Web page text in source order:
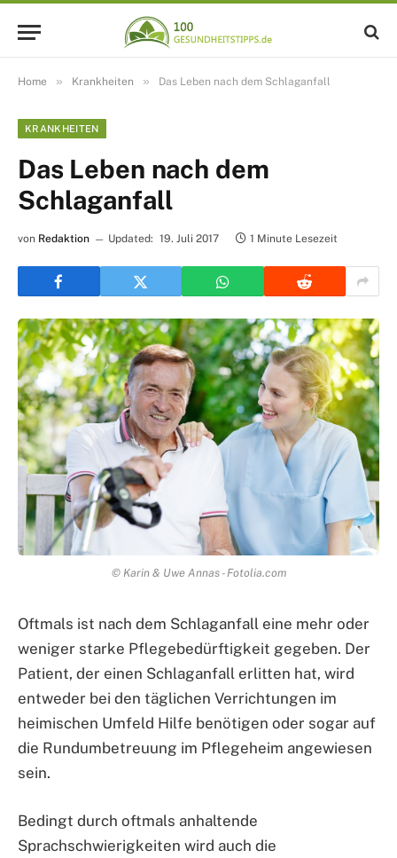
Home » Krankheiten » Das Leben nach dem Schlaganfall
KRANKHEITEN
Das Leben nach dem
Schlaganfall
von Redaktion Updated: 19. Juli 2017 1 Minute Lesezeit
© Karin & Uwe Annas - Fotolia.com
Oftmals ist nach dem Schlaganfall eine mehr oder
weniger starke Pflegebedürftigkeit gegeben. Der
Patient, der einen Schlaganfall erlitten hat, wird
entweder bei den täglichen Verrichtungen im
heimischen Umfeld Hilfe benötigen oder sogar auf
die Rundumbetreuung im Pflegeheim angewiesen
sein.
Bedingt durch oftmals anhaltende
Sprachschwierigkeiten wird auch die